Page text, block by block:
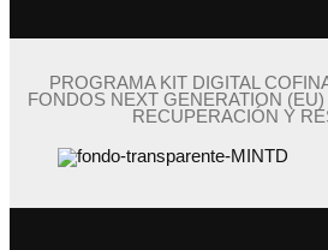
PROGRAMA KIT DIGITAL
FONDOS NEXT GENERATION
RECUPERACIÓN Y